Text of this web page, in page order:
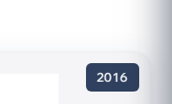
2016